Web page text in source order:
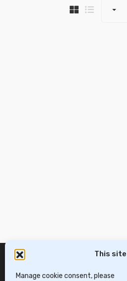
This
Manage cookie consent, please